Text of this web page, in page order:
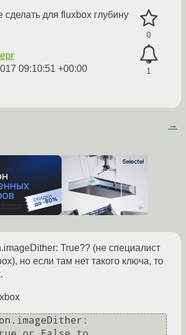
0
1
сделать для fluxbox глубину
09:10:51 +00:00
→
True?? (не специалист
но если там нет такого ключа, то